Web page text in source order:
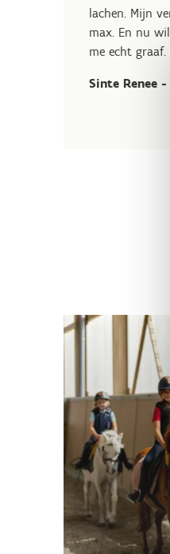
lachen. Mijn
max. En nu
me echt graaf.
Sinte Renee